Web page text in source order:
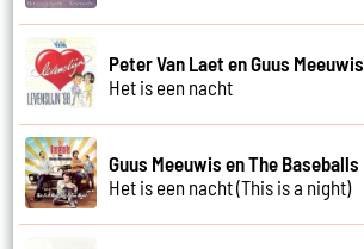
Peter Van Laet en Guus Meeuwis
Het is een nacht
Guus Meeuwis en The Baseballs
Het is een nacht (This is a night)